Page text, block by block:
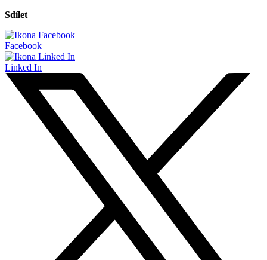
Sdílet
Facebook
Linked In